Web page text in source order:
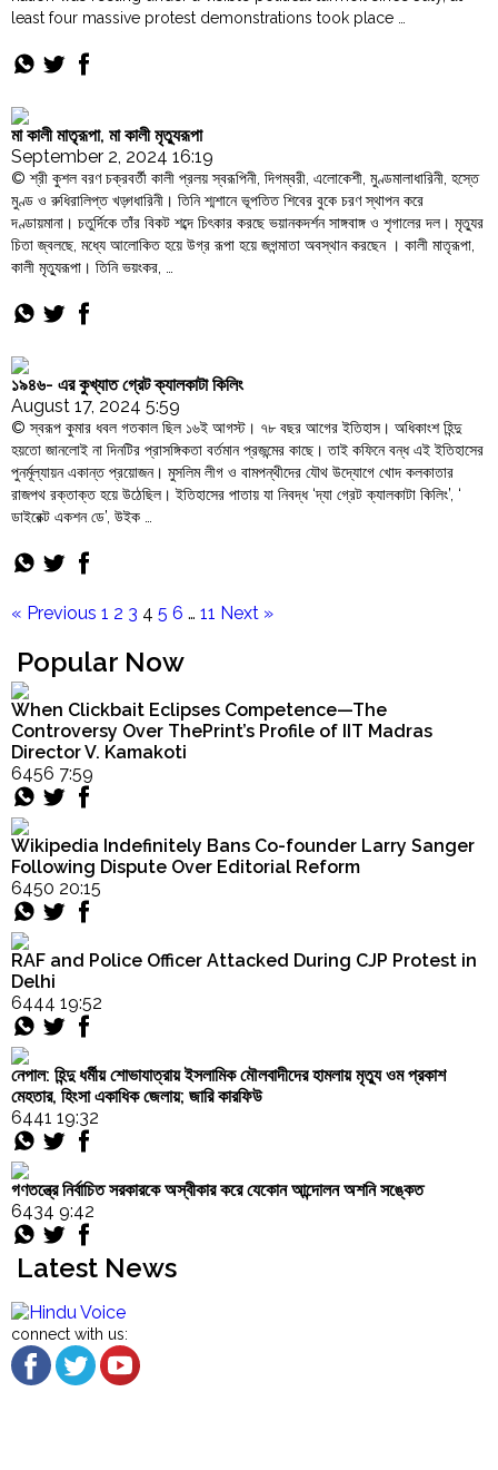
least four massive protest demonstrations took place …
মা কালী মাতৃরূপা, মা কালী মৃত্যুরূপা
September 2, 2024 16:19
© শ্রী কুশল বরণ চক্রবর্তী কালী প্রলয় স্বরূপিনী, দিগম্বরী, এলোকেশী, মুণ্ডমালাধারিনী, হস্তে
মুণ্ড ও রুধিরালিপ্ত খড়্গধারিনী। তিনি শ্মশানে ভূপতিত শিবের বুকে চরণ স্থাপন করে
দণ্ডায়মানা। চতুর্দিকে তাঁর বিকট শব্দে চিৎকার করছে ভয়ানকদর্শন সাঙ্গবাঙ্গ ও শৃগালের দল। মৃত্যুর
চিতা জ্বলছে, মধ্যে আলোকিত হয়ে উগ্র রূপা হয়ে জগন্মাতা অবস্থান করছেন । কালী মাতৃরূপা,
কালী মৃত্যুরূপা। তিনি ভয়ংকর, …
কালী
মৃত্যুরূপা"
১৯৪৬- এর কুখ্যাত গ্রেট ক্যালকাটা কিলিং
August 17, 2024 5:59
© স্বরূপ কুমার ধবল গতকাল ছিল ১৬ই আগস্ট। ৭৮ বছর আগের ইতিহাস। অধিকাংশ হিন্দু
হয়তো জানলোই না দিনটির প্রাসঙ্গিকতা বর্তমান প্রজন্মের কাছে। তাই কফিনে বন্ধ এই ইতিহাসের
পুনর্মূল্যায়ন একান্ত প্রয়োজন। মুসলিম লীগ ও বামপন্থীদের যৌথ উদ্যোগে খোদ কলকাতার
রাজপথ রক্তাক্ত হয়ে উঠেছিল। ইতিহাসের পাতায় যা নিবদ্ধ ‘দ্যা গ্রেট ক্যালকাটা কিলিং’, ‘
ডাইরেক্ট একশন ডে’, উইক …
গ্রেট
ক্যালকাটা
কিলিং"
« Previous 1 2 3 4 5 6 … 11 Next »
Popular Now
When Clickbait Eclipses Competence—The
Controversy Over ThePrint’s Profile of IIT Madras
Director V. Kamakoti
6456 7:59
Wikipedia Indefinitely Bans Co-founder Larry Sanger
Following Dispute Over Editorial Reform
6450 20:15
RAF and Police Officer Attacked During CJP Protest in
Delhi
6444 19:52
নেপাল: হিন্দু ধর্মীয় শোভাযাত্রায় ইসলামিক মৌলবাদীদের হামলায় মৃত্যু ওম প্রকাশ
মেহতার, হিংসা একাধিক জেলায়; জারি কারফিউ
6441 19:32
গণতন্ত্রে নির্বাচিত সরকারকে অস্বীকার করে যেকোন আন্দোলন অশনি সঙ্কেত
6434 9:42
Latest News
connect with us: